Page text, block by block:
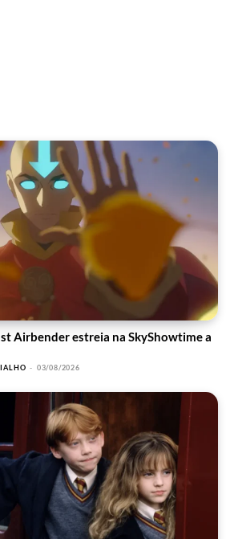
Airbender estreia na SkyShowtime a
- 03/08/2026